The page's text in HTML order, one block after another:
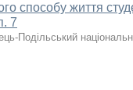
способу життя
7
Подільський